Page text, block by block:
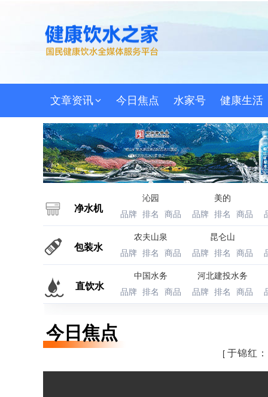
文章资讯 今日焦点 水家号 健康生活
净水机
沁园
品牌
排名 商品
美的
品牌
排名 商品
包装水
农夫山泉
品牌
排名 商品
昆仑山
品牌
排名 商品
直饮水
中国水务
品牌
排名 商品
河北建投水务
品牌
排名 商品
[ 于锦红
今日焦点